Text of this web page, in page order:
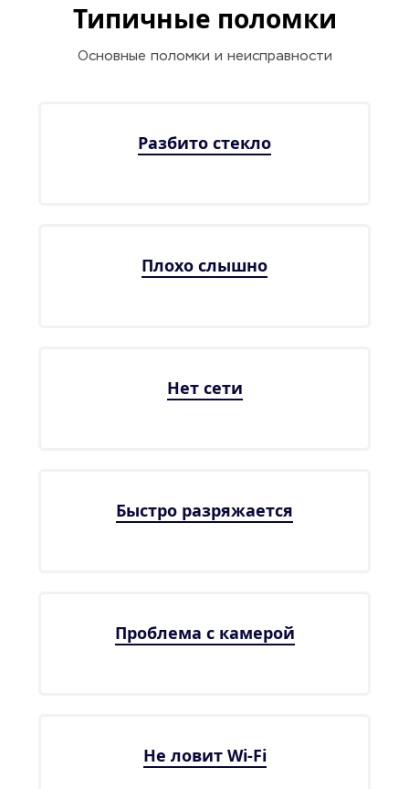
Типичные поломки
Основные поломки и неисправности
Разбито стекло
Плохо слышно
Нет сети
Быстро разряжается
Проблема с камерой
Не ловит Wi-Fi